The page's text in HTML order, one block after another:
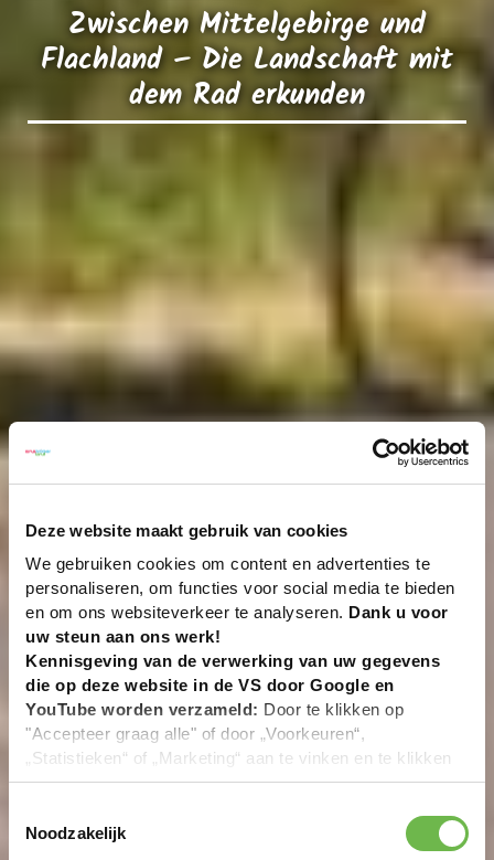
Deze website maakt gebruik van cookies
We gebruiken cookies om content en advertenties te
personaliseren, om functies voor social media te bieden
en om ons websiteverkeer te analyseren. Dank u voor
uw steun aan ons werk!
Kennisgeving van de verwerking van uw gegevens
die op deze website in de VS door Google en
YouTube worden verzameld: Door te klikken op
"Accepteer graag alle" of door „Voorkeuren“,
„Statistieken“ of „Marketing“ aan te vinken en te klikken
op "Selectie handmatig instellen", stemt u er ook mee in
overeenstemming met Art. 49 (1) zin 1 lit. a DSGVO. De
VS zijn door het Europees Hof van Justitie beoordeeld
Noodzakelijk
Zwischen Mittelgebirge und
Flachland – Die Landschaft mit
dem Rad erkunden